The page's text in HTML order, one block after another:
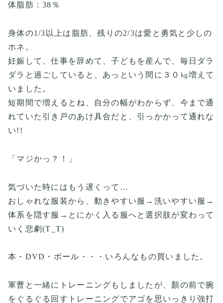
体脂肪：38％
身体の1/3以上は脂肪、残りの2/3は愛と勇気と少しの
ホネ。
妊娠して、仕事を辞めて、子どもを産んで、毎日ダラ
ダラと過ごしていると、あっという間に３０㎏増えて
いました。
短期間で増えるとね、自分の幅がわからず、今まで通
れていた引き戸のあけ具合だと、引っかかって通れな
い!!
「マジかっ？！」
気づいた時にはもう遅くって…
おしゃれな服装から、動きやすい服→洗いやすい服→
体系を隠す服→とにかく入る服へと選択肢が変わって
いく悲劇(T_T)
本・DVD・ボール・・・いろんなもの買いました。
軍曹と一緒にトレーニングもしましたが、顏の前で腕
をぐるぐる回すトレーニングでアゴを思いっきり強打